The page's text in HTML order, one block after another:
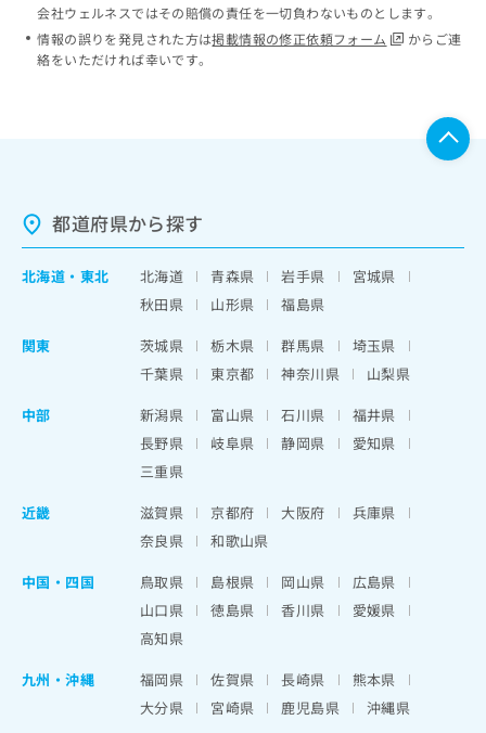
会社ウェルネスではその賠償の責任を一切負わないものとします。
情報の誤りを発見された方は掲載情報の修正依頼フォーム
からご連
絡をいただければ幸いです。
都道府県から探す
北海道 ・ 東北 北海道 青森県 岩手県
宮城県
秋田県
山形県
福島県
関東
茨城県 栃木県 群馬県
埼玉県
千葉県
東京都 神奈川県
山梨県
中部
新潟県 富山県 石川県
福井県
長野県
岐阜県 静岡県
愛知県
三重県
近畿
滋賀県 京都府 大阪府
兵庫県
奈良県
和歌山県
中国・四国
鳥取県 島根県 岡山県
広島県
山口県
徳島県 香川県
愛媛県
高知県
九州・沖縄
福岡県 佐賀県 長崎県
熊本県
大分県
宮崎県 鹿児島県 沖縄県